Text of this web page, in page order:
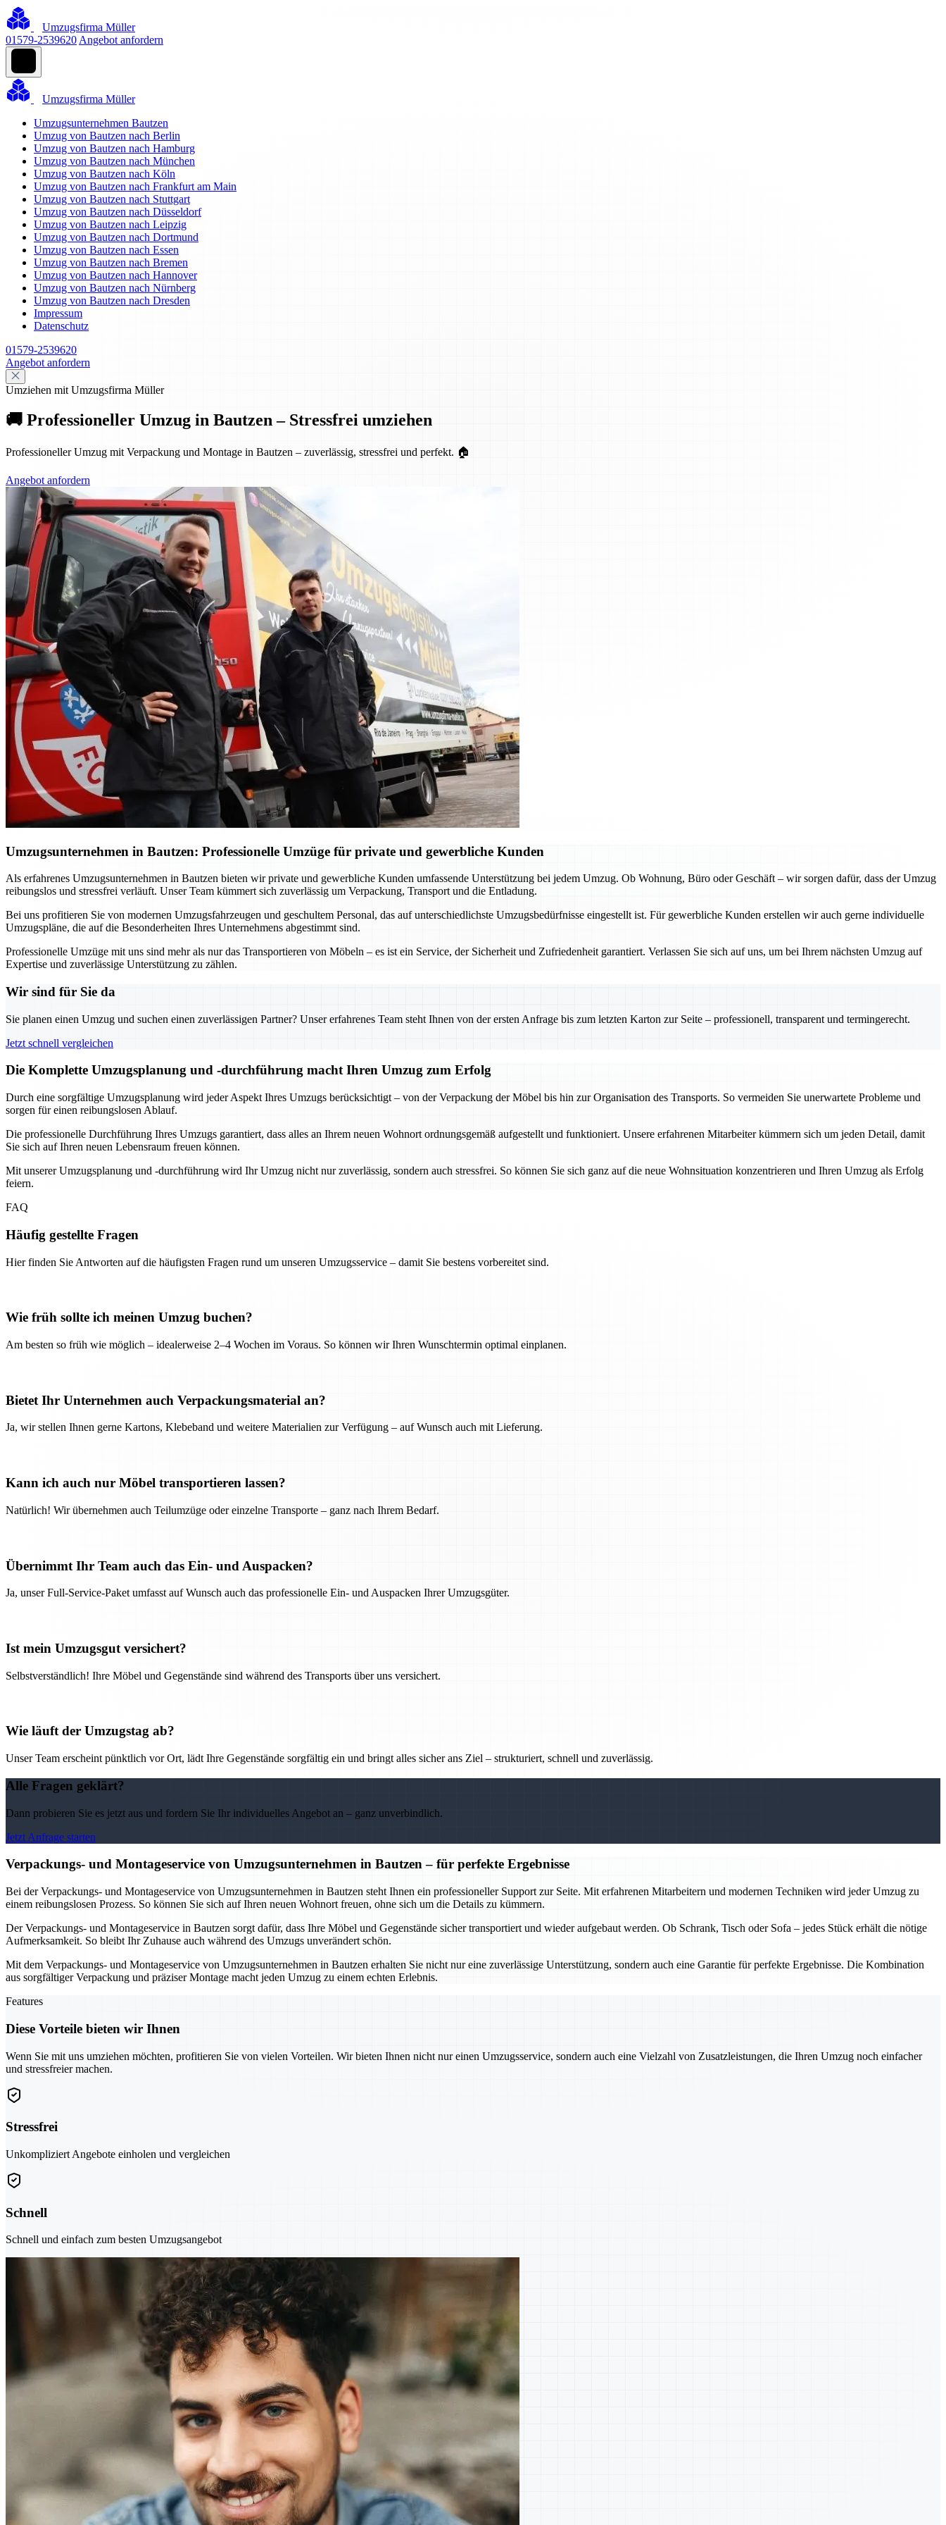
Umzugsfirma Müller
01579-2539620 Angebot anfordern
Umzugsfirma Müller
Umzugsunternehmen Bautzen
Umzug von Bautzen nach Berlin
Umzug von Bautzen nach Hamburg
Umzug von Bautzen nach München
Umzug von Bautzen nach Köln
Umzug von Bautzen nach Frankfurt am Main
Umzug von Bautzen nach Stuttgart
Umzug von Bautzen nach Düsseldorf
Umzug von Bautzen nach Leipzig
Umzug von Bautzen nach Dortmund
Umzug von Bautzen nach Essen
Umzug von Bautzen nach Bremen
Umzug von Bautzen nach Hannover
Umzug von Bautzen nach Nürnberg
Umzug von Bautzen nach Dresden
Impressum
Datenschutz
01579-2539620
Angebot anfordern
Umziehen mit Umzugsfirma Müller
🚚 Professioneller Umzug in Bautzen – Stressfrei umziehen
Professioneller Umzug mit Verpackung und Montage in Bautzen – zuverlässig, stressfrei und perfekt. 🏠
Angebot anfordern
Umzugsunternehmen in Bautzen: Professionelle Umzüge für private und gewerbliche Kunden
Als erfahrenes Umzugsunternehmen in Bautzen bieten wir private und gewerbliche Kunden umfassende Unterstützung bei jedem Umzug. Ob Wohnung, Büro oder Geschäft – wir sorgen dafür, dass der Umzug
reibungslos und stressfrei verläuft. Unser Team kümmert sich zuverlässig um Verpackung, Transport und die Entladung.
Bei uns profitieren Sie von modernen Umzugsfahrzeugen und geschultem Personal, das auf unterschiedlichste Umzugsbedürfnisse eingestellt ist. Für gewerbliche Kunden erstellen wir auch gerne individuelle
Umzugspläne, die auf die Besonderheiten Ihres Unternehmens abgestimmt sind.
Professionelle Umzüge mit uns sind mehr als nur das Transportieren von Möbeln – es ist ein Service, der Sicherheit und Zufriedenheit garantiert. Verlassen Sie sich auf uns, um bei Ihrem nächsten Umzug auf
Expertise und zuverlässige Unterstützung zu zählen.
Wir sind für Sie da
Sie planen einen Umzug und suchen einen zuverlässigen Partner? Unser erfahrenes Team steht Ihnen von der ersten Anfrage bis zum letzten Karton zur Seite – professionell, transparent und termingerecht.
Jetzt schnell vergleichen
Die Komplette Umzugsplanung und -durchführung macht Ihren Umzug zum Erfolg
Durch eine sorgfältige Umzugsplanung wird jeder Aspekt Ihres Umzugs berücksichtigt – von der Verpackung der Möbel bis hin zur Organisation des Transports. So vermeiden Sie unerwartete Probleme und
sorgen für einen reibungslosen Ablauf.
Die professionelle Durchführung Ihres Umzugs garantiert, dass alles an Ihrem neuen Wohnort ordnungsgemäß aufgestellt und funktioniert. Unsere erfahrenen Mitarbeiter kümmern sich um jeden Detail, damit
Sie sich auf Ihren neuen Lebensraum freuen können.
Mit unserer Umzugsplanung und -durchführung wird Ihr Umzug nicht nur zuverlässig, sondern auch stressfrei. So können Sie sich ganz auf die neue Wohnsituation konzentrieren und Ihren Umzug als Erfolg
feiern.
FAQ
Häufig gestellte Fragen
Hier finden Sie Antworten auf die häufigsten Fragen rund um unseren Umzugsservice – damit Sie bestens vorbereitet sind.
Wie früh sollte ich meinen Umzug buchen?
Am besten so früh wie möglich – idealerweise 2–4 Wochen im Voraus. So können wir Ihren Wunschtermin optimal einplanen.
Bietet Ihr Unternehmen auch Verpackungsmaterial an?
Ja, wir stellen Ihnen gerne Kartons, Klebeband und weitere Materialien zur Verfügung – auf Wunsch auch mit Lieferung.
Kann ich auch nur Möbel transportieren lassen?
Natürlich! Wir übernehmen auch Teilumzüge oder einzelne Transporte – ganz nach Ihrem Bedarf.
Übernimmt Ihr Team auch das Ein- und Auspacken?
Ja, unser Full-Service-Paket umfasst auf Wunsch auch das professionelle Ein- und Auspacken Ihrer Umzugsgüter.
Ist mein Umzugsgut versichert?
Selbstverständlich! Ihre Möbel und Gegenstände sind während des Transports über uns versichert.
Wie läuft der Umzugstag ab?
Unser Team erscheint pünktlich vor Ort, lädt Ihre Gegenstände sorgfältig ein und bringt alles sicher ans Ziel – strukturiert, schnell und zuverlässig.
Alle Fragen geklärt?
Dann probieren Sie es jetzt aus und fordern Sie Ihr individuelles Angebot an – ganz unverbindlich.
Jetzt Anfrage starten
Verpackungs- und Montageservice von Umzugsunternehmen in Bautzen – für perfekte Ergebnisse
Bei der Verpackungs- und Montageservice von Umzugsunternehmen in Bautzen steht Ihnen ein professioneller Support zur Seite. Mit erfahrenen Mitarbeitern und modernen Techniken wird jeder Umzug zu
einem reibungslosen Prozess. So können Sie sich auf Ihren neuen Wohnort freuen, ohne sich um die Details zu kümmern.
Der Verpackungs- und Montageservice in Bautzen sorgt dafür, dass Ihre Möbel und Gegenstände sicher transportiert und wieder aufgebaut werden. Ob Schrank, Tisch oder Sofa – jedes Stück erhält die nötige
Aufmerksamkeit. So bleibt Ihr Zuhause auch während des Umzugs unverändert schön.
Mit dem Verpackungs- und Montageservice von Umzugsunternehmen in Bautzen erhalten Sie nicht nur eine zuverlässige Unterstützung, sondern auch eine Garantie für perfekte Ergebnisse. Die Kombination
aus sorgfältiger Verpackung und präziser Montage macht jeden Umzug zu einem echten Erlebnis.
Features
Diese Vorteile bieten wir Ihnen
Wenn Sie mit uns umziehen möchten, profitieren Sie von vielen Vorteilen. Wir bieten Ihnen nicht nur einen Umzugsservice, sondern auch eine Vielzahl von Zusatzleistungen, die Ihren Umzug noch einfacher
und stressfreier machen.
Stressfrei
Unkompliziert Angebote einholen und vergleichen
Schnell
Schnell und einfach zum besten Umzugsangebot